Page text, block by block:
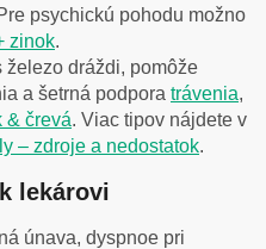
psychickú pohodu možno
zinok.
železo dráždi, pomôže
a šetrná podpora trávenia,
& črevá. Viac tipov nájdete v
– zdroje a nedostatok.
lekárovi
únava, dyspnoe pri